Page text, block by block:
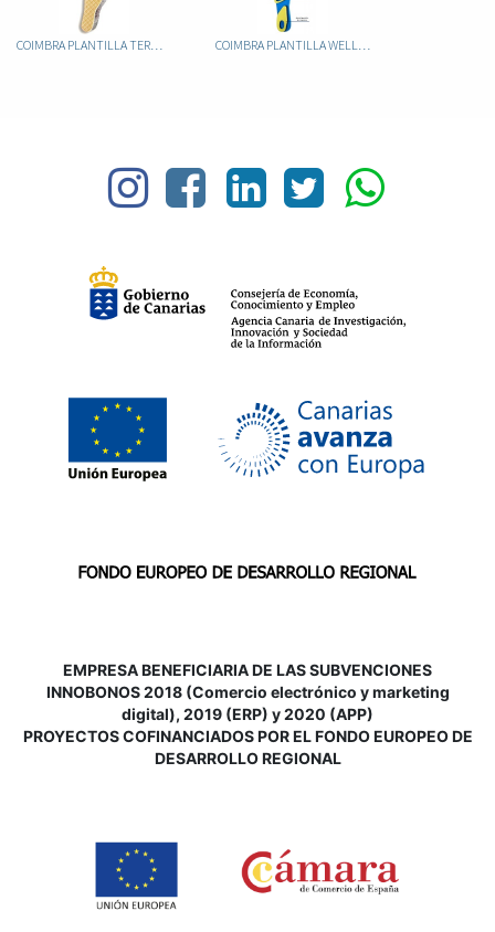
COIMBRA PLANTILLA TERMAL RECORTABLE COIMBRA PLANTILLA WELLINESS GEL
EMPRESA BENEFICIARIA DE LAS SUBVENCIONES
INNOBONOS 2018 (Comercio electrónico y marketing
digital), 2019 (ERP) y 2020 (APP)
PROYECTOS COFINANCIADOS POR EL FONDO EUROPEO DE
DESARROLLO REGIONAL